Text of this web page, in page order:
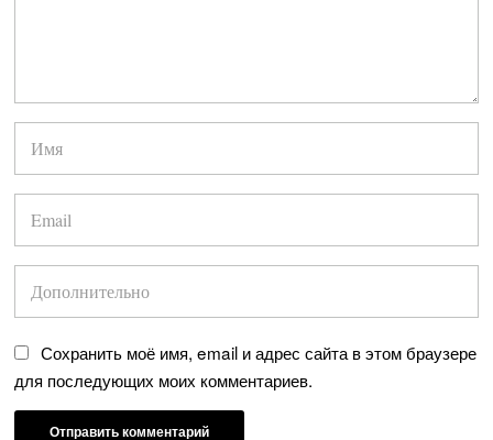
Сохранить моё имя, email и адрес сайта в этом браузере
для последующих моих комментариев.